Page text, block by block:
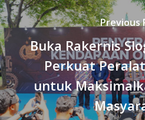
Previous
Buka Rakernis
Perkuat
untuk